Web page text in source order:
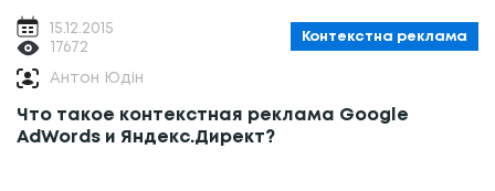
15.12.2015
17672
Контекстна реклама
Антон Юдін
Что такое контекстная реклама Google
AdWords и Яндекс.Директ?